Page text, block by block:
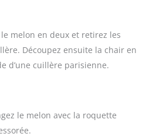
melon en deux et retirez les
Découpez ensuite la chair en
d’une cuillère parisienne.
le melon avec la roquette